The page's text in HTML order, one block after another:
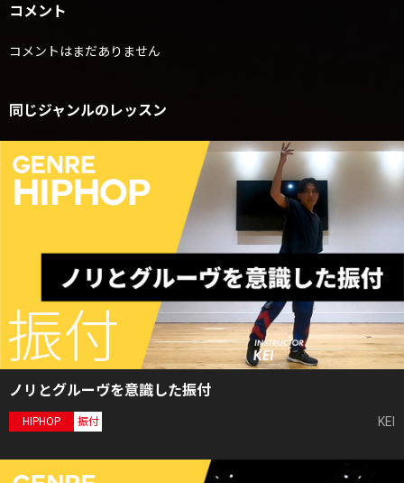
コメント
コメントはまだありません
同じジャンルのレッスン
ノリとグルーヴを意識した振付
HIPHOP 振付 KEI